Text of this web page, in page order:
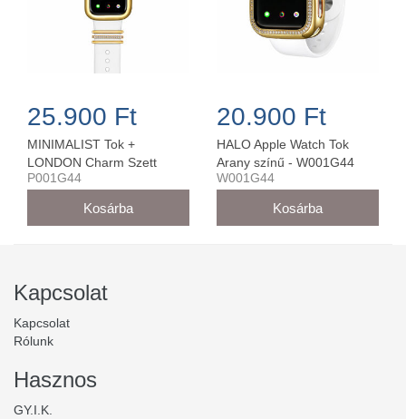
25.900 Ft
MINIMALIST Tok +
LONDON Charm Szett
Arany Színű - P001G44 (44
P001G44
20.900 Ft
HALO Apple Watch Tok
Arany színű - W001G44
W001G44
Kapcsolat
Kapcsolat
Rólunk
Hasznos
GY.I.K.